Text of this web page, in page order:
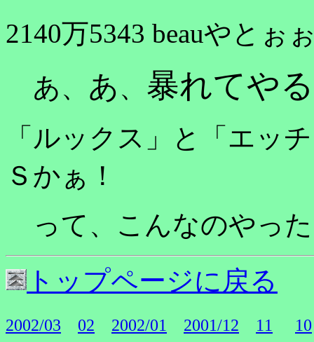
2140万5343 beauやとぉ
あ、 あ、 暴れてや
「ルックス」と「エッ
Ｓかぁ！
って、こんなのやっ
トップページに戻る
2002/03 02 2002/01 2001/12 11
10